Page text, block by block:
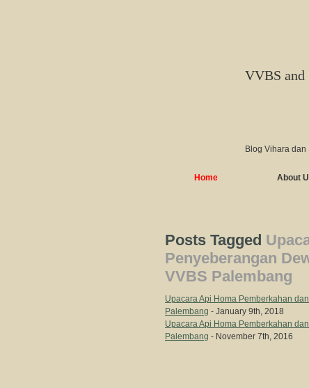
VVBS and
Blog Vihara
Home About
Posts Tagged
Penyeberangan
VVBS Palembang
Upacara Api Homa Pemberkahan
Palembang - January 9th, 2018
Upacara Api Homa Pemberkahan
Palembang - November 7th, 2016